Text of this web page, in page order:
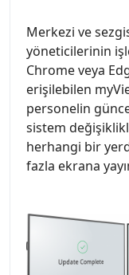
Merkezi ve
yöneticilerinin
Chrome veya
erişilebilen
personelin
sistem
herhangi bir
fazla ekrana